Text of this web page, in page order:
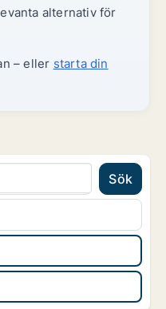
alternativ för
– eller starta din
Sök